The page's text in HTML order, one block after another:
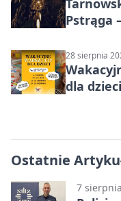
Pstrąga
28 sierpnia
dla
Ostatnie
7